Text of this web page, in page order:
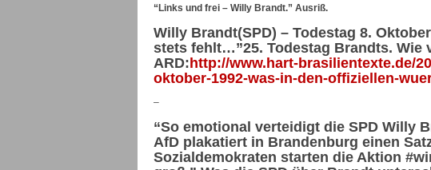
“Links und frei – Willy Brandt.” Ausriß.
Willy Brandt(SPD) – Todestag 8.
stets fehlt…”25. Todestag Brandts. Wie
ARD:http://www.hart-brasilientexte.de/
oktober-1992-was-in-den-offiziellen-
–
“So emotional verteidigt die SPD Willy
AfD plakatiert in Brandenburg einen
Sozialdemokraten starten die Aktion